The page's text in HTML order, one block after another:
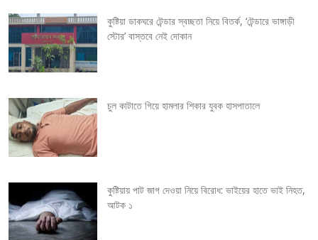
a
t
i
o
n
কুষ্টিয়া ডাকঘরে টেন্ডার স্বচ্ছতা নিয়ে বিতর্ক, ‘টেন্ডারে ভাঙ্গাড়ী
স্টোর’ বাস্তবে নেই দোকান
চুল কাটাতে গিয়ে হামলার শিকার যুবক হাসপাতালে
কুষ্টিয়ায় পাট জাগ দেওয়া নিয়ে বিরোধ: ভাইয়ের হাতে ভাই নিহত,
আটক ১